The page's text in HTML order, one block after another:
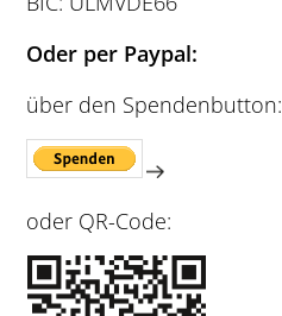
Oder per Paypal:
über den Spendenbutton:
oder QR-Code: